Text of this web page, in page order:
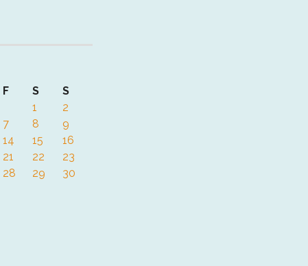
F S
S
1
2
7 8
9
14 15
16
21 22
23
28 29
30